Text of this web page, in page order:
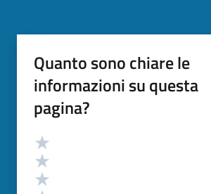
Quanto sono chiare le
informazioni su questa
pagina?
Valutazione